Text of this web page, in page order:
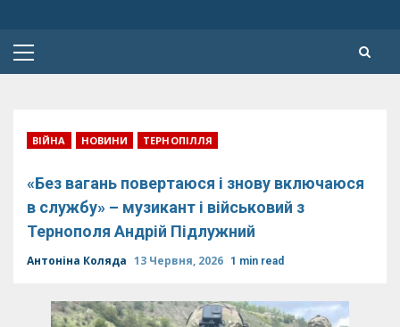
Primary
ВІЙНА НОВИНИ ТЕРНОПІЛЛЯ
«Без вагань повертаюся і знову включаюся
в службу» – музикант і військовий з
Тернополя Андрій Підлужний
Антоніна Коляда 13 Червня, 2026 1 min read